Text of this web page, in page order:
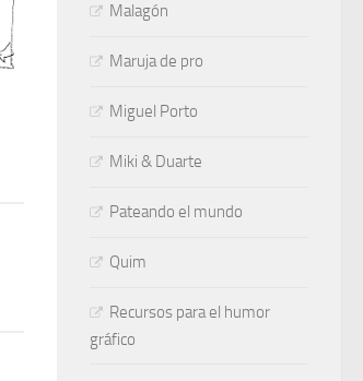
Malagón
Maruja de pro
Miguel Porto
Miki & Duarte
Pateando el mundo
Quim
Recursos para el humor
gráfico